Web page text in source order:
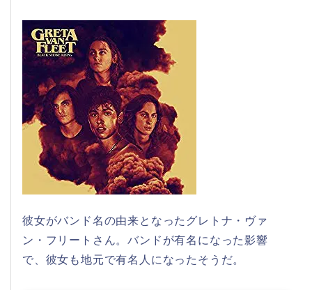
彼女がバンド名の由来となったグレトナ・ヴァ
ン・フリートさん。バンドが有名になった影響
で、彼女も地元で有名人になったそうだ。